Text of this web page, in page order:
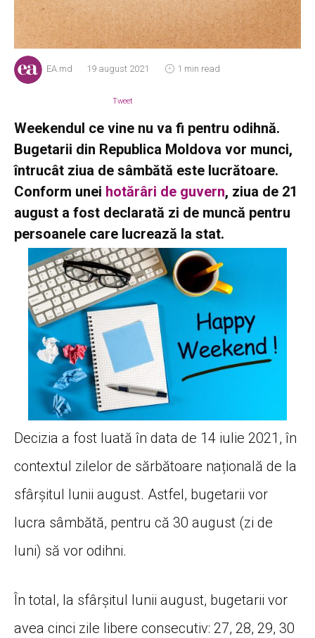
EA.md 19 august 2021 1 min read
Tweet
Weekendul ce vine nu va fi pentru odihnă.
Bugetarii din Republica Moldova vor munci,
întrucât ziua de sâmbătă este lucrătoare.
Conform unei hotărâri de guvern, ziua de 21
august a fost declarată zi de muncă pentru
persoanele care lucrează la stat.
Decizia a fost luată în data de 14 iulie 2021, în
contextul zilelor de sărbătoare națională de la
sfârșitul lunii august. Astfel, bugetarii vor
lucra sâmbătă, pentru că 30 august (zi de
luni) să vor odihni.
În total, la sfârșitul lunii august, bugetarii vor
avea cinci zile libere consecutiv: 27, 28, 29, 30